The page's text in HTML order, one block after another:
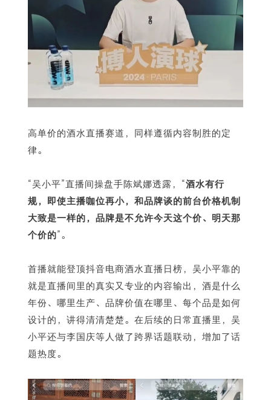
高单价的酒水直播赛道，同样遵循内容制胜的定
律。
“吴小平”直播间操盘手陈斌娜透露，“酒水有行
规，即使主播咖位再小，和品牌谈的前台价格机制
大致是一样的，品牌是不允许今天这个价、明天那
个价的”。
首播就能登顶抖音电商酒水直播日榜，吴小平靠的
就是直播间里的真实又专业的内容输出，酒是什么
年份、哪里生产、品牌价值在哪里、每个品是如何
设计的，讲得清清楚楚。在后续的日常直播里，吴
小平还与李国庆等人做了跨界话题联动，增加了话
题热度。